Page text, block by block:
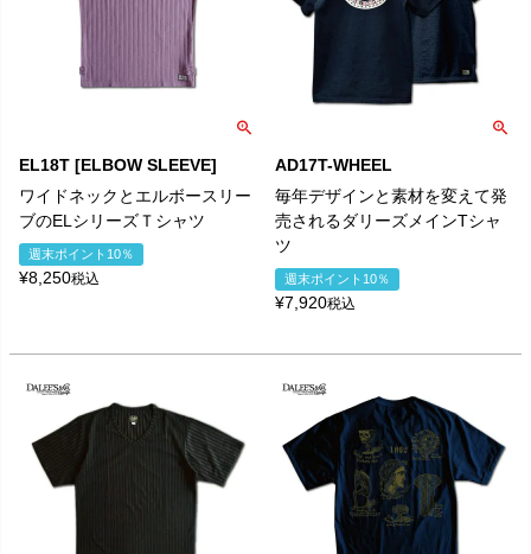
EL18T [ELBOW SLEEVE]
ワイドネックとエルボースリー
ブのELシリーズＴシャツ
週末ポイント10％
¥8,250税込
AD17T-WHEEL
毎年デザインと素材を変えて発
売されるダリーズメインTシャ
ツ
週末ポイント10％
¥7,920税込